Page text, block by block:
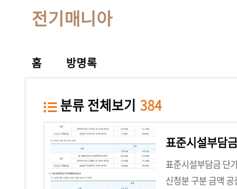
전기매니아
홈 방명록
분류 전체보기 384
표준시설부담
표준시설부담금 단
신청분 구분 금액